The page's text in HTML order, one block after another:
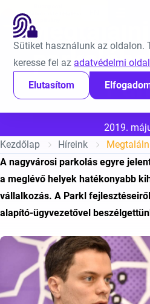
Sütiket használunk az oldalon.
keresse fel az adatvédelmi
Elutasítom
Ugrás a tartalomra
Megtalálni
Közzétéve:
2019.
Kezdőlap
Híreink
A nagyvárosi parkolás egyre
a meglévő helyek hatékonyabb
vállalkozás. A Parkl
alapító-ügyvezetővel